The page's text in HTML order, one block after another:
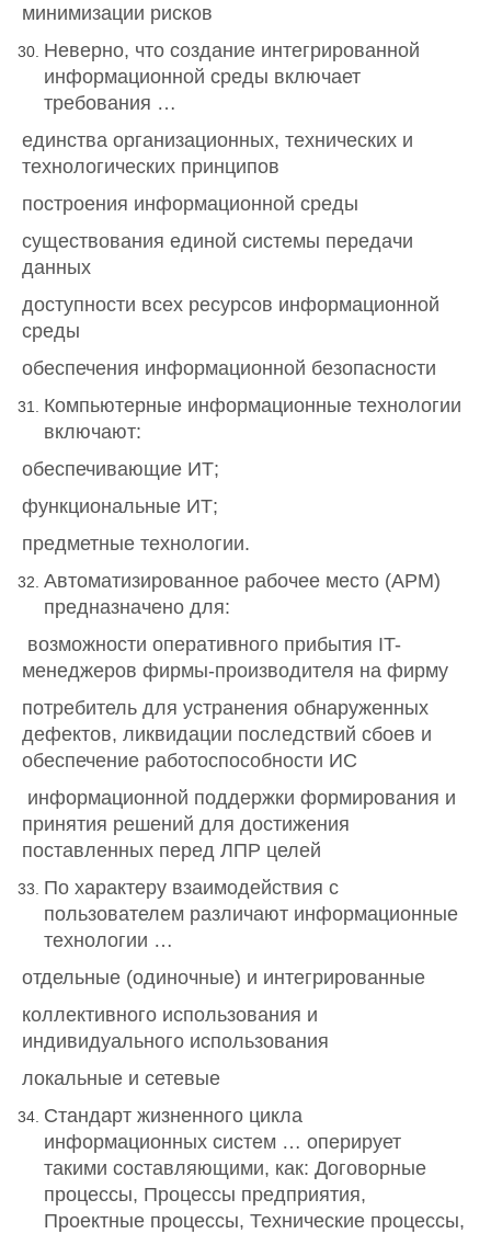
минимизации рисков
Неверно, что создание интегрированной
информационной среды включает
требования …
единства организационных, технических и
технологических принципов
построения информационной среды
существования единой системы передачи
данных
доступности всех ресурсов информационной
среды
обеспечения информационной безопасности
Компьютерные информационные технологии
включают:
обеспечивающие ИТ;
функциональные ИТ;
предметные технологии.
Автоматизированное рабочее место (АРМ)
предназначено для:
возможности оперативного прибытия IT-
менеджеров фирмы-производителя на фирму
потребитель для устранения обнаруженных
дефектов, ликвидации последствий сбоев и
обеспечение работоспособности ИС
информационной поддержки формирования и
принятия решений для достижения
поставленных перед ЛПР целей
По характеру взаимодействия с
пользователем различают информационные
технологии …
отдельные (одиночные) и интегрированные
коллективного использования и
индивидуального использования
локальные и сетевые
Стандарт жизненного цикла
информационных систем … оперирует
такими составляющими, как: Договорные
процессы, Процессы предприятия,
Проектные процессы, Технические процессы,